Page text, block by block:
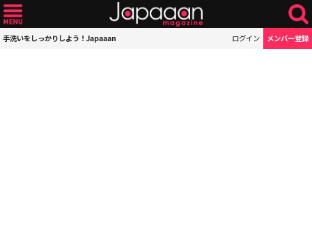
手洗いをしっかりしよう！Japaaan ログイン メンバー登録